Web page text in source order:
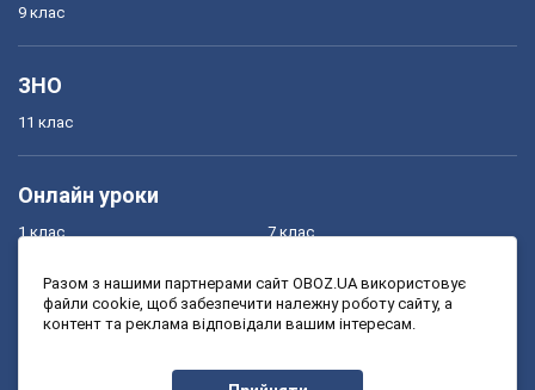
9 клас
ЗНО
11 клас
Онлайн уроки
1 клас
3 клас
7 клас
9 клас
Разом з нашими партнерами сайт OBOZ.UA використовує
файли cookie, щоб забезпечити належну роботу сайту, а
контент та реклама відповідали вашим інтересам.